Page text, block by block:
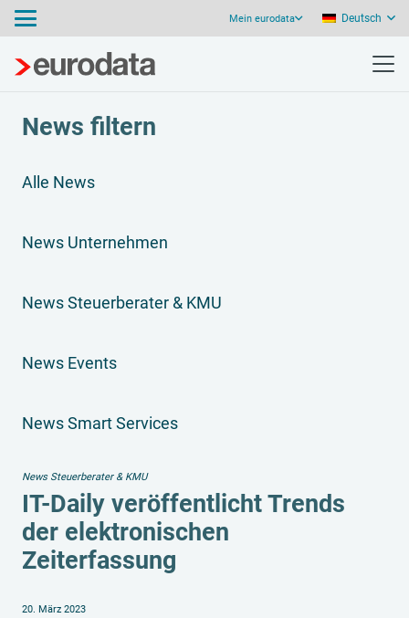
Mein eurodata Deutsch
News filtern
Alle News
News Unternehmen
News Steuerberater & KMU
News Events
News Smart Services
News Steuerberater & KMU
IT-Daily veröffentlicht Trends
der elektronischen
Zeiterfassung
20. März 2023